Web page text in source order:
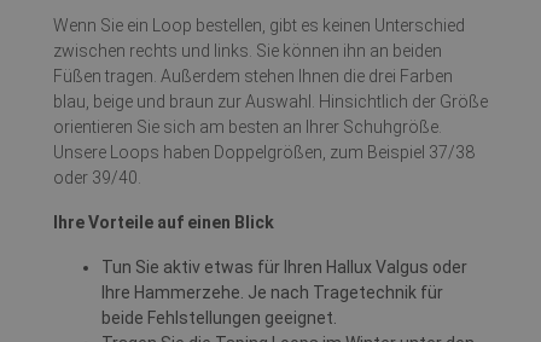
Wenn Sie ein Loop bestellen, gibt es keinen Unterschied
zwischen rechts und links. Sie können ihn an beiden
Füßen tragen. Außerdem stehen Ihnen die drei Farben
blau, beige und braun zur Auswahl. Hinsichtlich der Größe
orientieren Sie sich am besten an Ihrer Schuhgröße.
Unsere Loops haben Doppelgrößen, zum Beispiel 37/38
oder 39/40.
Ihre Vorteile auf einen Blick
Tun Sie aktiv etwas für Ihren Hallux Valgus oder
Ihre Hammerzehe. Je nach Tragetechnik für
beide Fehlstellungen geeignet.